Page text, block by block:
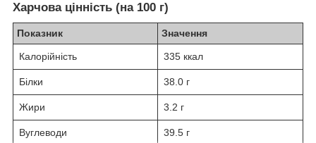
Харчова цінність (на 100 г)
Показник Значення
Калорійність 335 ккал
Білки 38.0 г
Жири 3.2 г
Вуглеводи 39.5 г